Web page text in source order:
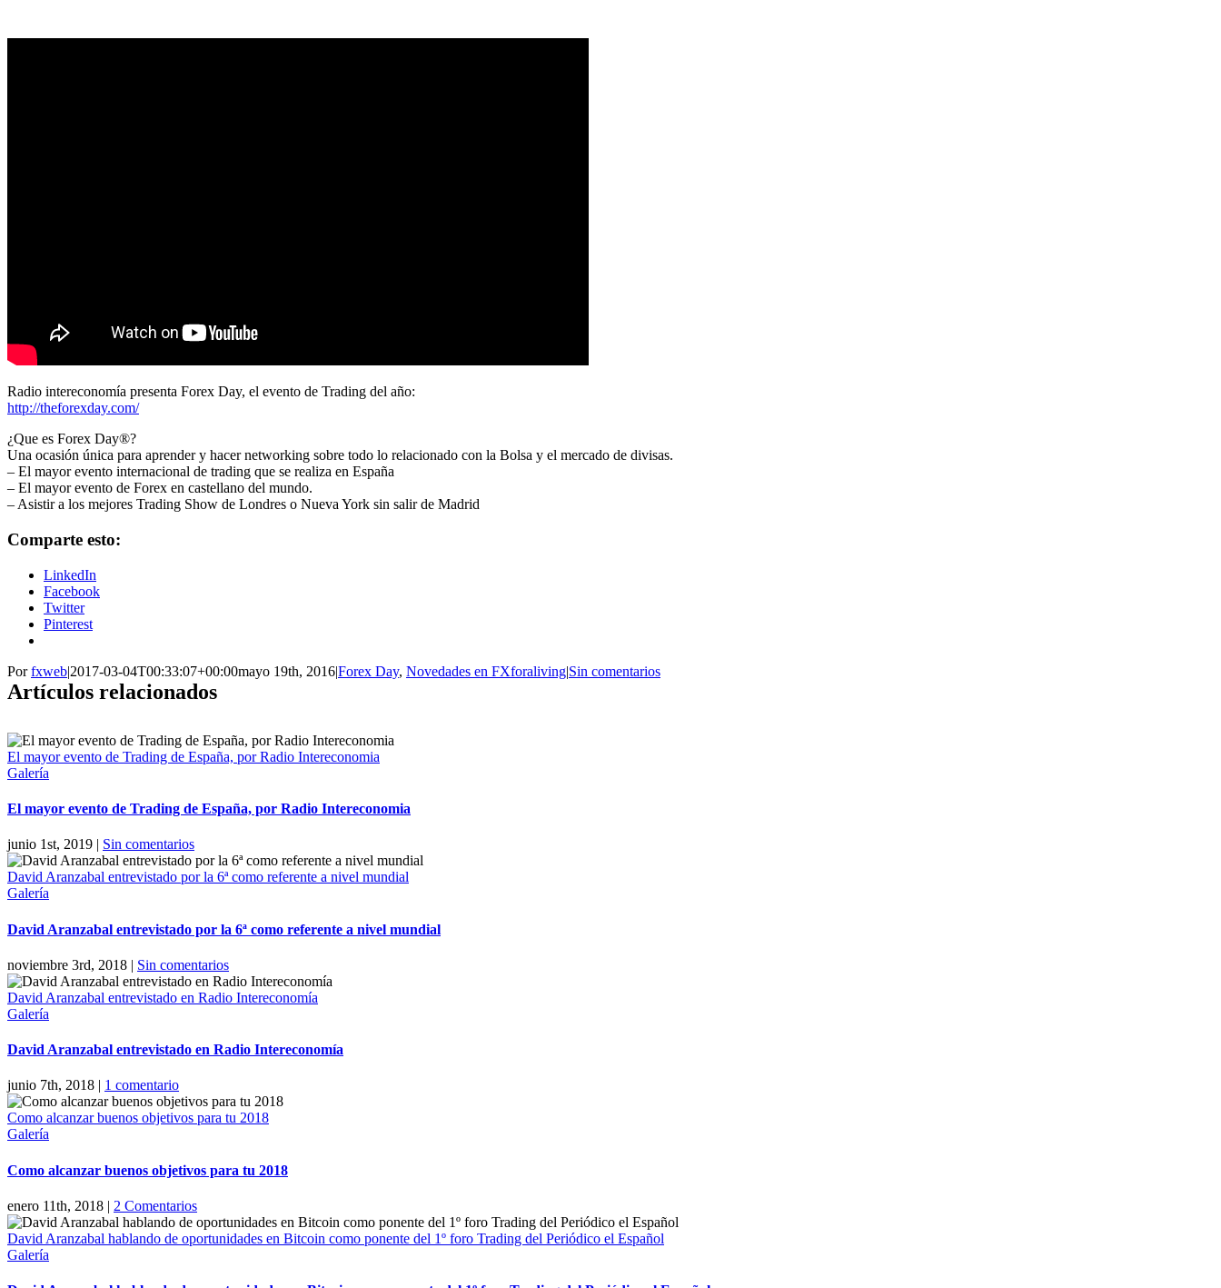
Radio intereconomía presenta Forex Day, el evento de Trading del año:
http://theforexday.com/
¿Que es Forex Day®?
Una ocasión única para aprender y hacer networking sobre todo lo relacionado con la Bolsa y el mercado de divisas.
– El mayor evento internacional de trading que se realiza en España
– El mayor evento de Forex en castellano del mundo.
– Asistir a los mejores Trading Show de Londres o Nueva York sin salir de Madrid
Comparte esto:
LinkedIn
Facebook
Twitter
Pinterest
Porfxweb|2017-03-04T00:33:07+00:00mayo 19th, 2016|Forex Day, Novedades en FXforaliving|Sin comentarios
Artículos relacionados
El mayor evento de Trading de España, por Radio Intereconomia
Galería
El mayor evento de Trading de España, por Radio Intereconomia
junio 1st, 2019 | Sin comentarios
David Aranzabal entrevistado por la 6ª como referente a nivel mundial
Galería
David Aranzabal entrevistado por la 6ª como referente a nivel mundial
noviembre 3rd, 2018 | Sin comentarios
David Aranzabal entrevistado en Radio Intereconomía
Galería
David Aranzabal entrevistado en Radio Intereconomía
junio 7th, 2018 1 comentario
Como alcanzar buenos objetivos para tu 2018
Galería
Como alcanzar buenos objetivos para tu 2018
enero 11th, 2018 | 2 Comentarios
David Aranzabal hablando de oportunidades en Bitcoin como ponente del 1º foro Trading del Periódico el Español
Galería